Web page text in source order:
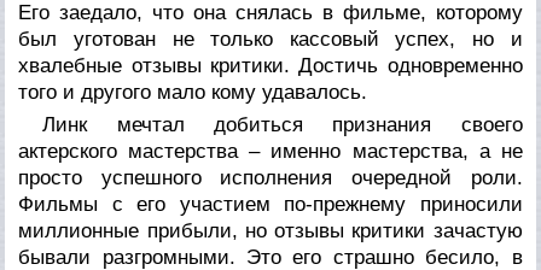
Его заедало, что она снялась в фильме, которому
был уготован не только кассовый успех, но и
хвалебные отзывы критики. Достичь одновременно
того и другого мало кому удавалось.
Линк мечтал добиться признания своего
актерского мастерства – именно мастерства, а не
просто успешного исполнения очередной роли.
Фильмы с его участием по-прежнему приносили
миллионные прибыли, но отзывы критики зачастую
бывали разгромными. Это его страшно бесило, в